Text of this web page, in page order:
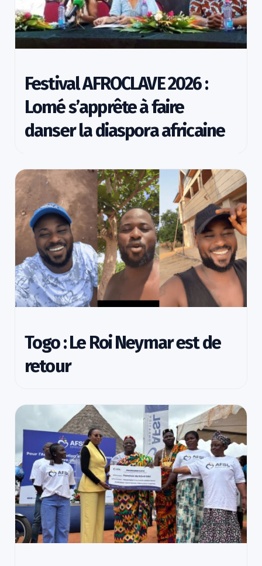
Festival AFROCLAVE 2026 :
Lomé s’apprête à faire
danser la diaspora africaine
Togo : Le Roi Neymar est de
retour